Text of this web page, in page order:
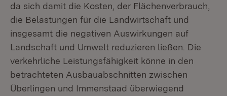
da sich damit die Kosten, der Flächenverbrauch,
die Belastungen für die Landwirtschaft und
insgesamt die negativen Auswirkungen auf
Landschaft und Umwelt reduzieren ließen. Die
verkehrliche Leistungsfähigkeit könne in den
betrachteten Ausbauabschnitten zwischen
Überlingen und Immenstaad überwiegend